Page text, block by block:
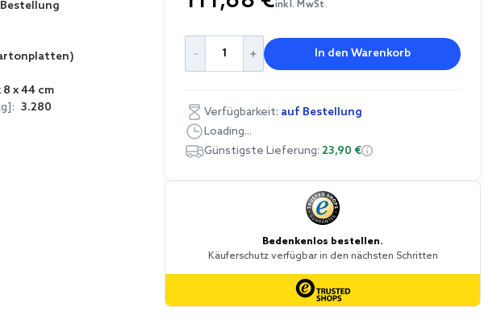
8 x 44 cm
3.280
inkl. MwSt.
In den Warenkorb
Verfügbarkeit: auf Bestellung
Loading...
Günstigste Lieferung: 23,90 €